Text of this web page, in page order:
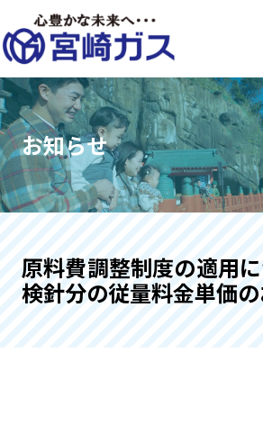
お知らせ
原料費調整制度の適用
検針分の従量料金単価の